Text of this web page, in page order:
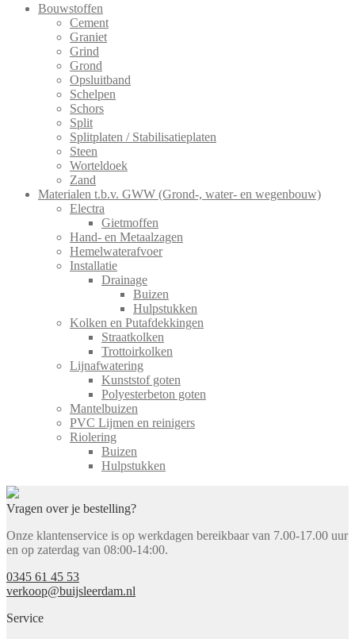
Bouwstoffen
Cement
Graniet
Grind
Grond
Opsluitband
Schelpen
Schors
Split
Splitplaten / Stabilisatieplaten
Steen
Worteldoek
Zand
Materialen t.b.v. GWW (Grond-, water- en wegenbouw)
Electra
Gietmoffen
Hand- en Metaalzagen
Hemelwaterafvoer
Installatie
Drainage
Buizen
Hulpstukken
Kolken en Putafdekkingen
Straatkolken
Trottoirkolken
Lijnafwatering
Kunststof goten
Polyesterbeton goten
Mantelbuizen
PVC Lijmen en reinigers
Riolering
Buizen
Hulpstukken
Vragen over je bestelling?
Onze klantenservice is op werkdagen bereikbaar van 7.00-17.00 uur
en op zaterdag van 08:00-14:00.
0345 61 45 53
verkoop@buijsleerdam.nl
Service